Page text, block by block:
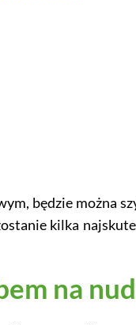
będzie można
kilka
na